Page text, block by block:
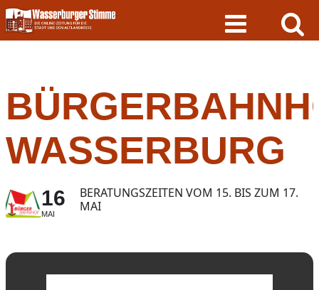
Skip
to
content
WASSERBURG
16
MAI
BERATUNGSZEITEN VOM 15. BIS ZUM 17.
MAI